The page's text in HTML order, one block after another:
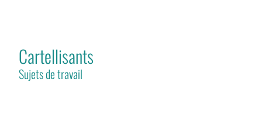
Cartellisants
Sujets de travail